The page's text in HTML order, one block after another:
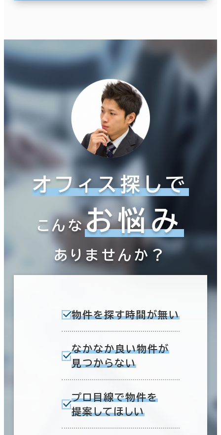
オフィス探しで
こんなお悩み
ありませんか？
物件を探す時間が無い
なかなか良い物件が
見つからない
プロ目線で物件を
提案してほしい